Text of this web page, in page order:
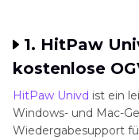
1. HitPaw
kostenlose
HitPaw Univd ist ein
Windows- und Mac-
Wiedergabesupport